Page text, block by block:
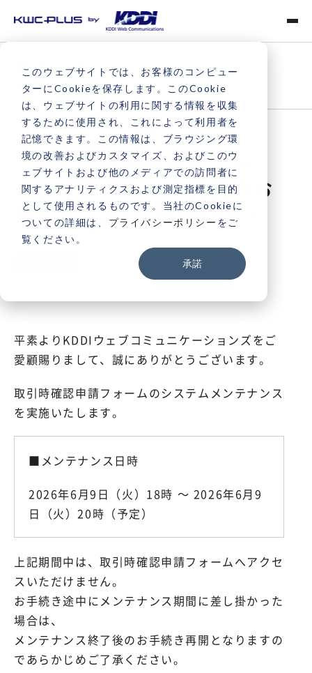
このウェブサイトでは、お客様のコンピュー
ターにCookieを保存します。このCookie
は、ウェブサイトの利用に関する情報を収集
するために使用され、これによって利用者を
記憶できます。この情報は、ブラウジング環
境の改善およびカスタマイズ、およびこのウ
ェブサイトおよび他のメディアでの訪問者に
関するアナリティクスおよび測定指標を目的
として使用されるものです。当社のCookieに
ついての詳細は、 プライバシーポリシー をご
覧ください。
承諾
ニュース
NOTICE
「取引時確認申請フォー
ム」メンテナンス実施のお
知らせ（2026年6月9日）
平素よりKDDIウェブコミュニケーションズをご
愛顧賜りまして、誠にありがとうございます。
取引時確認申請フォームのシステムメンテナンス
を実施いたします。
■メンテナンス日時
2026年6月9日（火）18時 ～ 2026年6月9
日（火）20時（予定）
上記期間中は、取引時確認申請フォームへアクセ
スいただけません。
お手続き途中にメンテナンス期間に差し掛かった
場合は、
メンテナンス終了後のお手続き再開となりますの
であらかじめご了承ください。